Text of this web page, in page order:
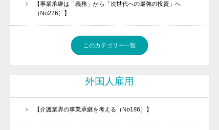
【事業承継は「義務」から「次世代への最強の投資」へ
（No226）】
このカテゴリー一覧
外国人雇用
【介護業界の事業承継を考える（No186）】